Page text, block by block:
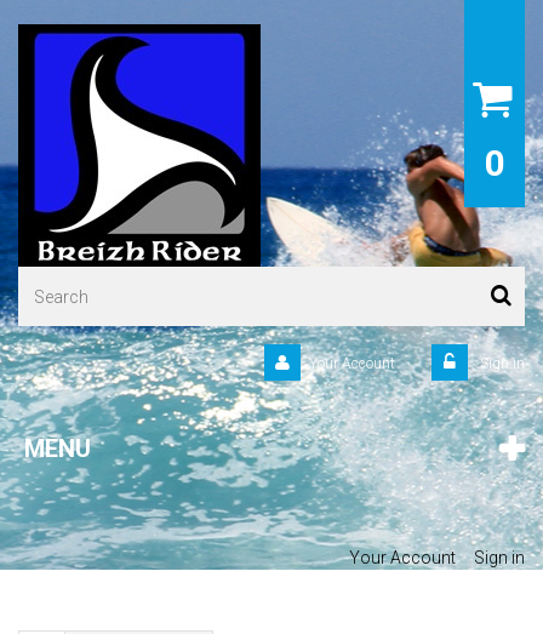
0
Sign in
Your Account
MENU
Your Account Sign in